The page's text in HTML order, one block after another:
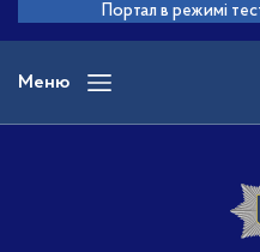
основного
вмісту
Портал в режимі
Меню